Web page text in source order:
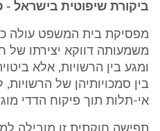
ביקורת שיפוטית בישראל -
מפסיקת בית המשפט עולה
משמעותה דווקא יצירתו של
ומגע בין הרשויות, אלא
בין סמכויותיהן של
אי-תלות תוך פיקוח הדדי